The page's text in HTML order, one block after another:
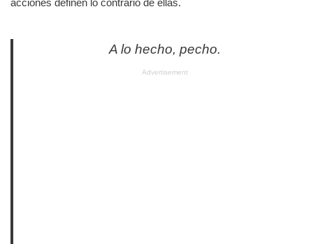
A lo hecho, pecho.
Advertisement